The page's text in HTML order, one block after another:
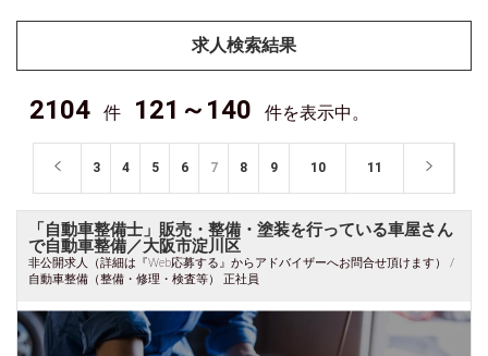
求人検索結果
2104 件 121～140 件を表示中。
3 4 5 6 7 8 9 10 11
「自動車整備士」販売・整備・塗装を行っている車屋さん
で自動車整備／大阪市淀川区
非公開求人（詳細は『Web応募する』からアドバイザーへお問合せ頂けます） /
自動車整備（整備・修理・検査等） 正社員